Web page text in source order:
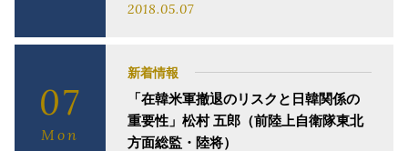
2018.05.07
07
Mon
新着情報
「在韓米軍撤退のリスクと日韓関係の
重要性」松村 五郎（前陸上自衛隊東北
方面総監・陸将）